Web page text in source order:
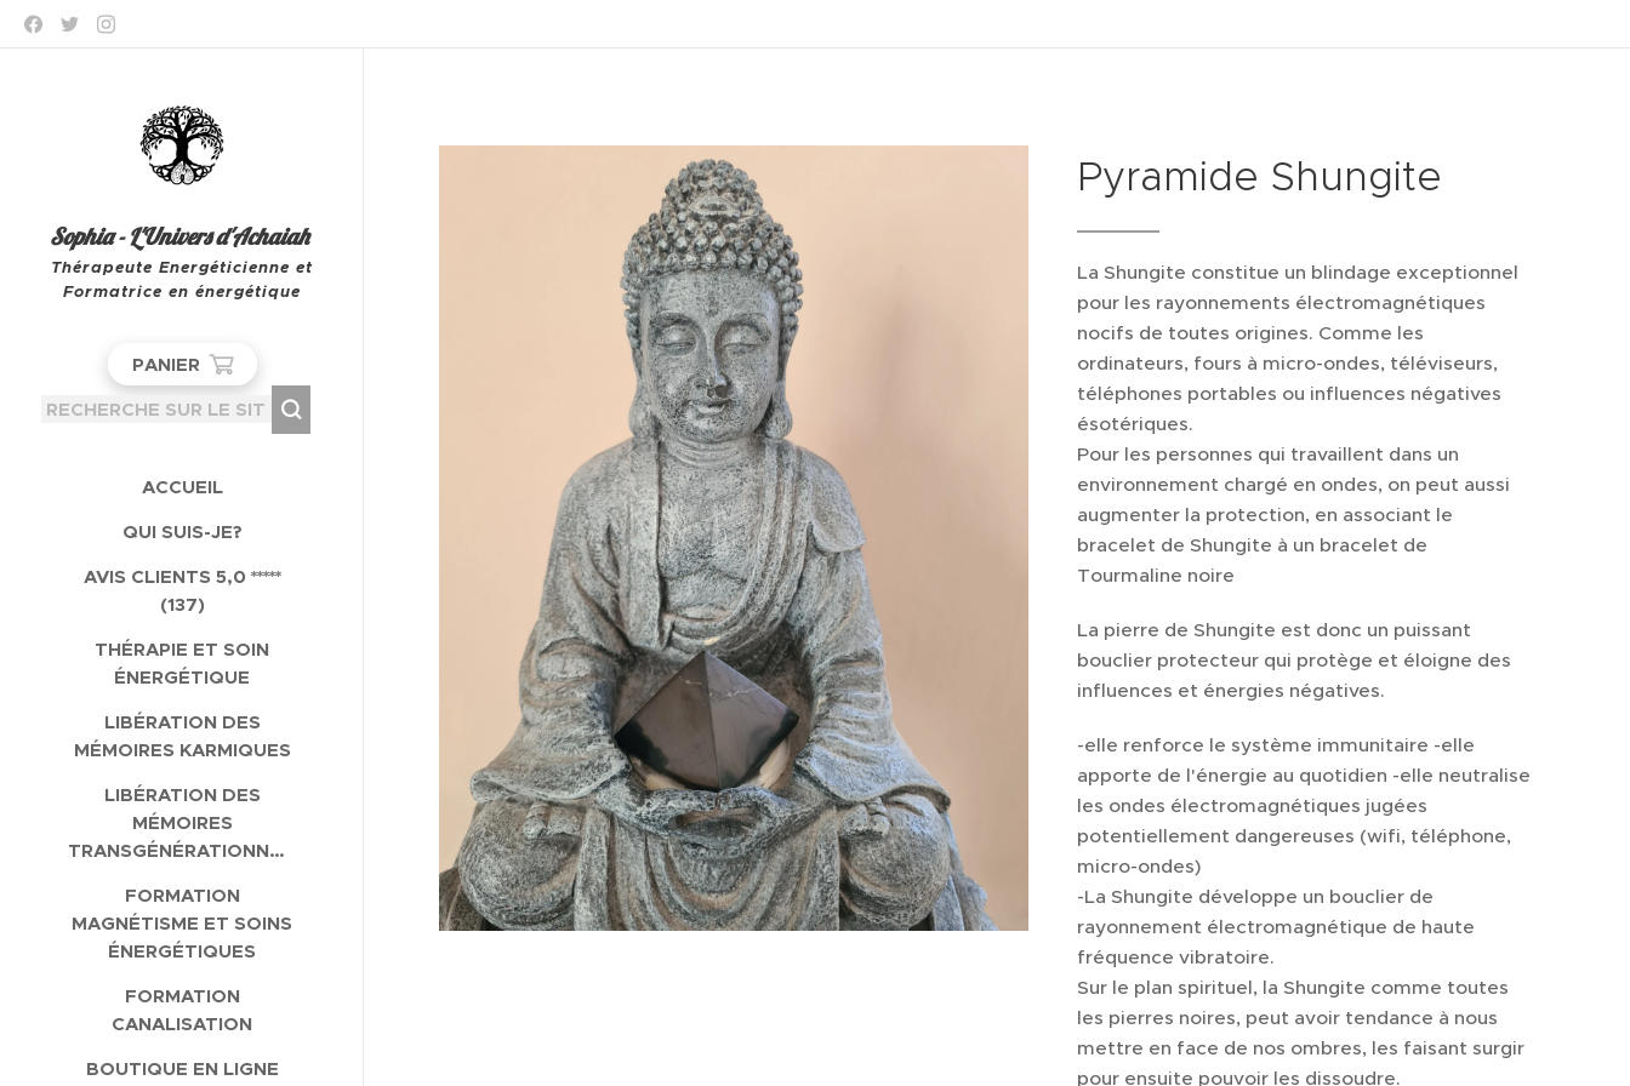
Sophia - L'Univers d'Achaiah
Thérapeute Energéticienne et
Formatrice en énergétique
PANIER
ACCUEIL
QUI SUIS-JE?
AVIS CLIENTS 5,0 *****
(137)
THÉRAPIE ET SOIN
ÉNERGÉTIQUE
LIBÉRATION DES
MÉMOIRES KARMIQUES
LIBÉRATION DES
MÉMOIRES
TRANSGÉNÉRATIONNELLES
FORMATION
MAGNÉTISME ET SOINS
ÉNERGÉTIQUES
FORMATION
CANALISATION
BOUTIQUE EN LIGNE
Pyramide Shungite
La Shungite constitue un blindage exceptionnel
pour les rayonnements électromagnétiques
nocifs de toutes origines. Comme les
ordinateurs, fours à micro-ondes, téléviseurs,
téléphones portables ou influences négatives
ésotériques.
Pour les personnes qui travaillent dans un
environnement chargé en ondes, on peut aussi
augmenter la protection, en associant le
bracelet de Shungite à un bracelet de
Tourmaline noire
La pierre de Shungite est donc un puissant
bouclier protecteur qui protège et éloigne des
influences et énergies négatives.
-elle renforce le système immunitaire -elle
apporte de l'énergie au quotidien -elle neutralise
les ondes électromagnétiques jugées
potentiellement dangereuses (wifi, téléphone,
micro-ondes)
-La Shungite développe un bouclier de
rayonnement électromagnétique de haute
fréquence vibratoire.
Sur le plan spirituel, la Shungite comme toutes
les pierres noires, peut avoir tendance à nous
mettre en face de nos ombres, les faisant surgir
pour ensuite pouvoir les dissoudre.